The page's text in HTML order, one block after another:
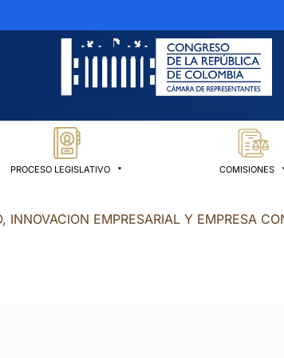
PROCESO LEGISLATIVO COMISIONES
INNOVACION EMPRESARIAL Y EMPRESA